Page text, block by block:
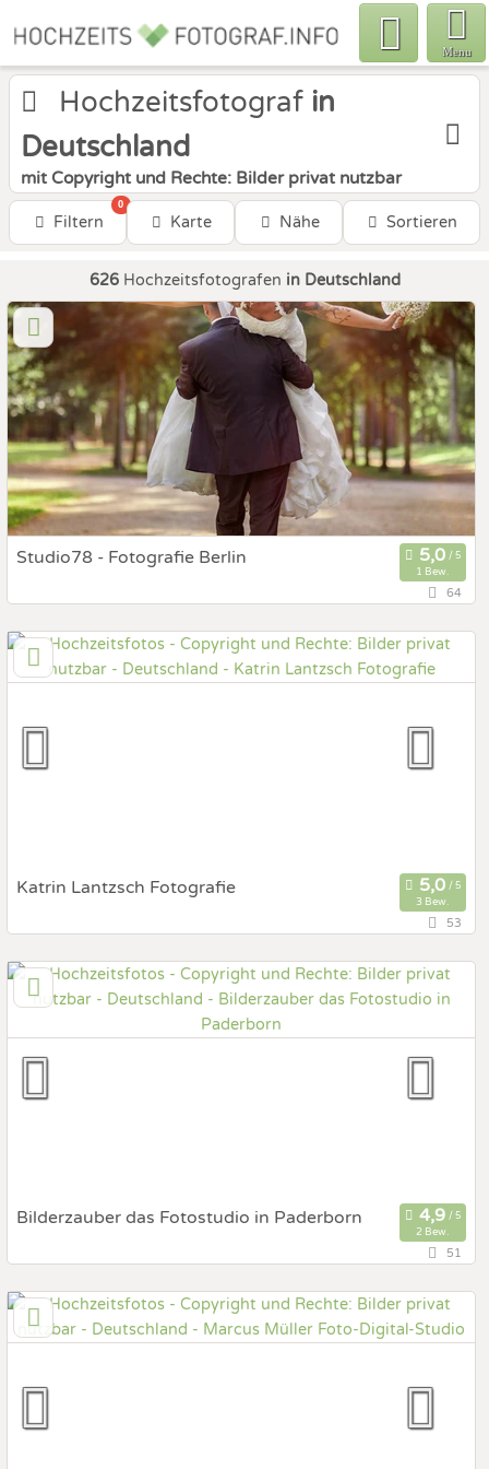
Menu
Hochzeitsfotograf in
Deutschland
mit Copyright und Rechte: Bilder privat nutzbar
Filtern
0
Karte Nähe Sortieren
626Hochzeitsfotografen in Deutschland
Studio78 - Fotografie Berlin
1 Bew.
Art des Shootings:
Prewedding Shooting
Hochzeits Shooting
Fotostory
Fotobox mit Zubehör
64
Katrin Lantzsch Fotografie
3 Bew.
Art des Shootings:
Prewedding Shooting
Fotostory
Fotobox mit Zubehör
53
Bilderzauber das Fotostudio in Paderborn
2 Bew.
Art des Shootings:
Prewedding Shooting
Hochzeits Shooting
Fotostory
Fotobox mit Zubehör
51